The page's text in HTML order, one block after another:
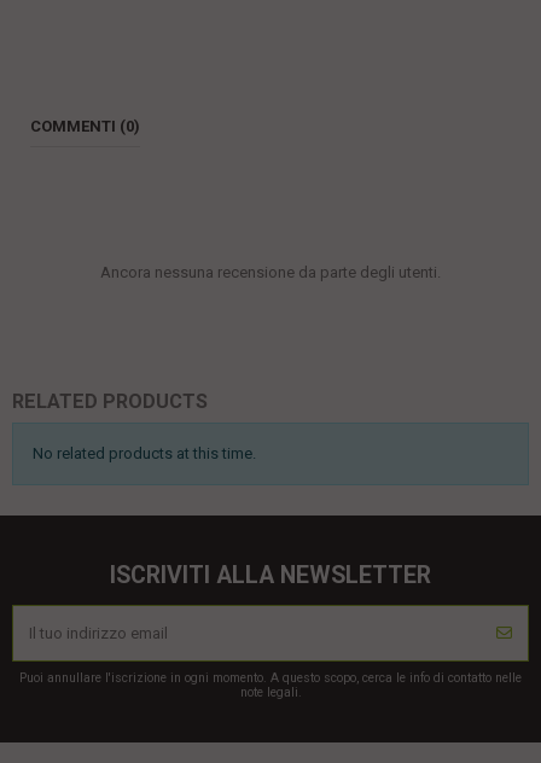
COMMENTI (0)
Ancora nessuna recensione da parte degli utenti.
RELATED PRODUCTS
No related products at this time.
ISCRIVITI ALLA NEWSLETTER
Puoi annullare l'iscrizione in ogni momento. A questo scopo, cerca le info di contatto nelle
note legali.